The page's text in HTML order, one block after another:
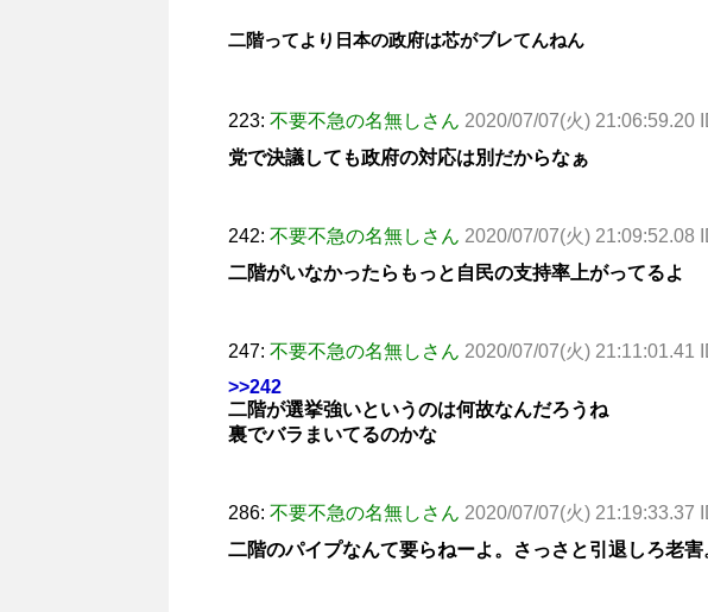
二階ってより日本の政府は芯がブレてんねん
223: 不要不急の名無しさん 2020/07/07(火) 21:06:59.20
党で決議しても政府の対応は別だからなぁ
242: 不要不急の名無しさん 2020/07/07(火) 21:09:52.08
二階がいなかったらもっと自民の支持率上がってるよ
247: 不要不急の名無しさん 2020/07/07(火) 21:11:01.41
>>242
二階が選挙強いというのは何故なんだろうね
裏でバラまいてるのかな
286: 不要不急の名無しさん 2020/07/07(火) 21:19:33.37
二階のパイプなんて要らねーよ。さっさと引退しろ老害